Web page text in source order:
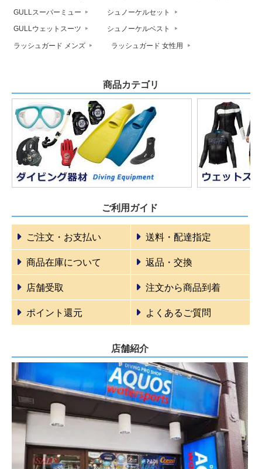
GULLスーパーミュー シュノーケルセット
GULLウェットスーツ シュノーケルベスト
ラッシュガード メンズ ラッシュガード 女性用
商品カテゴリ
ご利用ガイド
ご注文・お支払い 送料・配達指定
商品在庫について 返品・交換
店舗受取 注文から商品到着
ポイント還元 よくあるご質問
店舗紹介